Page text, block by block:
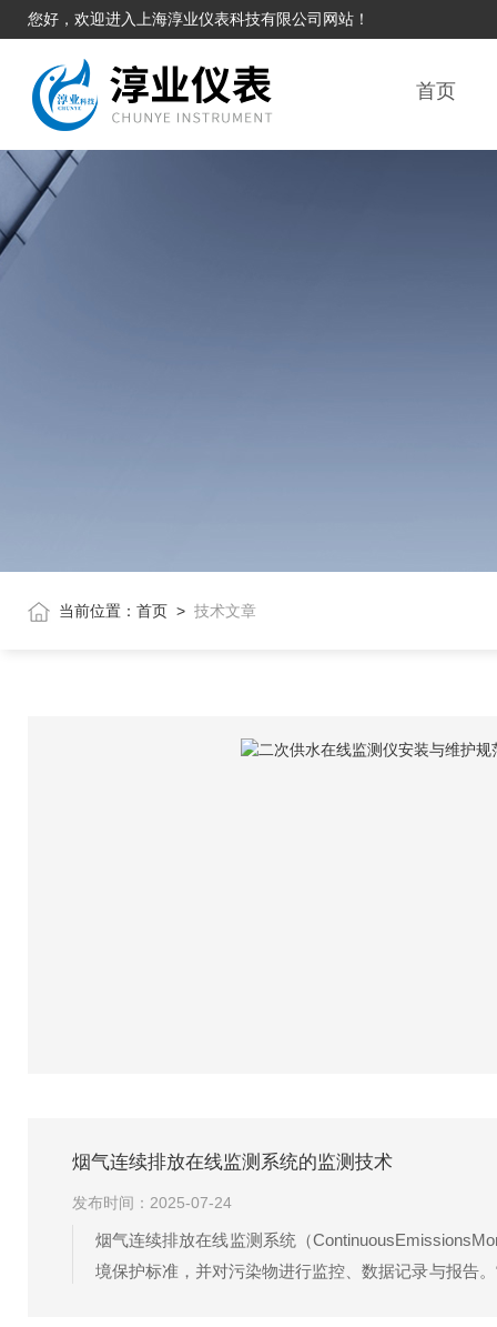
您好，欢迎进入上海淳业仪表科技有限公司网站！
首页
当前位置： 首页 > 技术文章
烟气连续排放在线监测系统的监测技术
发布时间：2025-07-24
烟气连续排放在线监测系统（
境保护标准，并对污染物进行监控、数据记录与报告